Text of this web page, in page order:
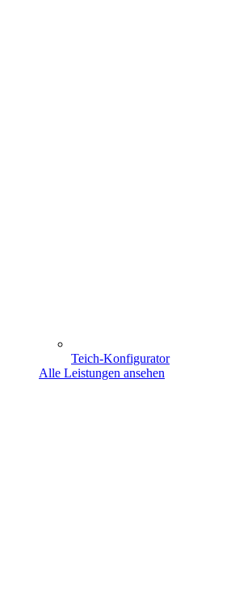
Teich-Konfigurator
Alle Leistungen ansehen